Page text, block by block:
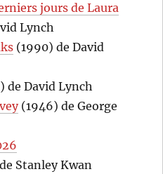
jours de Laura
Lynch
(1990) de David
de David Lynch
(1946) de George
Stanley Kwan